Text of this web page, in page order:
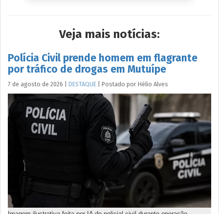
Veja mais notícias:
Polícia Civil prende homem em flagrante
por tráfico de drogas em Mutuípe
7 de agosto de 2026 DESTAQUE Postado por Hélio Alves